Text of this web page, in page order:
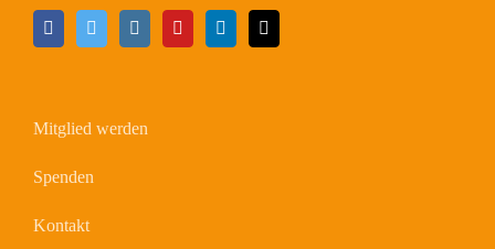
Mitglied werden
Spenden
Kontakt